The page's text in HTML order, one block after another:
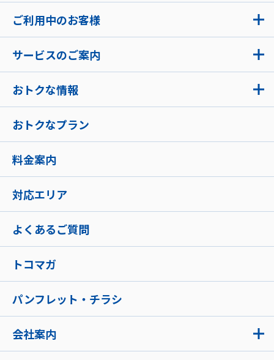
ご利用中のお客様
サービスのご案内
おトクな情報
おトクなプラン
料金案内
対応エリア
よくあるご質問
トコマガ
パンフレット・チラシ
会社案内